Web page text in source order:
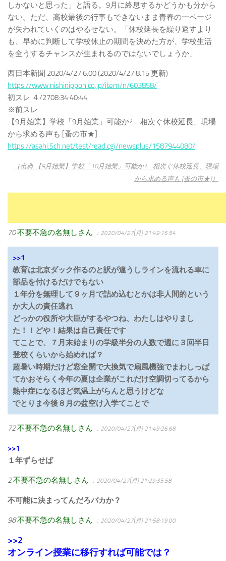
しかないと思った」と語る。9月に終息するかどうかも分から
ない。ただ、高校最後の行事もできないまま青春の一ページ
が失われていくのはやるせない。「休校延長を繰り返すより
も、早めに判断して学校休止の期間を決めた方が、学校生活
を全うするチャンスが生まれるのではないでしょうか」
西日本新聞 2020/4/27 6:00 (2020/4/27 8:15 更新)
https://www.nishinippon.co.jp/item/n/603858/
初スレ ４/2708:34:40:44
※前スレ
【9月始業】学校「9月始業」可能か? 相次ぐ休校延長、現場
から求める声も [蚤の市★]
https://asahi.5ch.net/test/read.cgi/newsplus/1587944080/
（出典 【9月始業】学校「10月始業」可能か? 相次ぐ休校延長、現場
から求める声も [蚤の市★]）
70不要不急の名無しさん ：2020/04/27(月) 21:49:16.54
>>1
教育は北京ダック作るのと訳が違うしラインを流れる車に
部品を付けるだけでもない
１年分を無理して９ヶ月で詰め込むとかは非人間的という
か大人の責任逃れ
どっかの役所や大臣がするやつね、わたしはやりまし
た！！どや！結果は自己責任です
てことで、７月末始まりの学級半分の人数で週に３回半日
登校くらいから始めれば？
超暑い時期だけど窓全開で大換気で扇風機強でまわしっぱ
てかおそらく今年の夏は企業がこれだけ空調切ってるから
熱中症になるほど気温上がらんと思うけどな
でとりま今後８月の盆空け入学てことで
72不要不急の名無しさん ：2020/04/27(月) 21:49:26.68
>>1
１年ずらせば
2不要不急の名無しさん ：2020/04/27(月) 21:29:35.58
不可能に決まってんだろバカか？
98不要不急の名無しさん ：2020/04/27(月) 21:58:19.00
>>2
オンライン授業に移行すれば可能では？